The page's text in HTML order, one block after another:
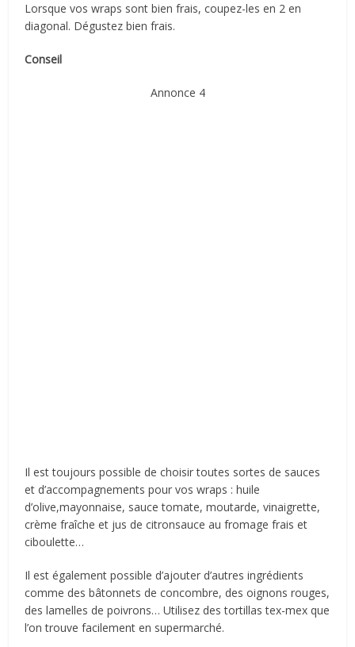
Lorsque vos wraps sont bien frais, coupez-les en 2 en
diagonal. Dégustez bien frais.
Conseil
Annonce 4
Il est toujours possible de choisir toutes sortes de sauces
et d’accompagnements pour vos wraps : huile
d’olive,mayonnaise, sauce tomate, moutarde, vinaigrette,
crème fraîche et jus de citronsauce au fromage frais et
ciboulette…
Il est également possible d’ajouter d’autres ingrédients
comme des bâtonnets de concombre, des oignons rouges,
des lamelles de poivrons… Utilisez des tortillas tex-mex que
l’on trouve facilement en supermarché.